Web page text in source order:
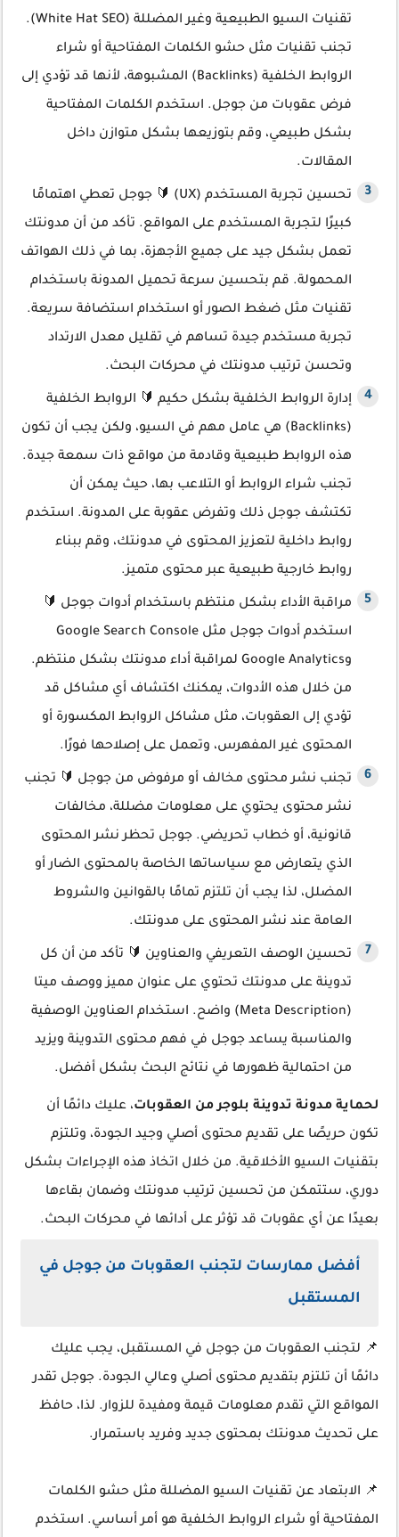
تقنيات السيو الطبيعية وغير المضللة (White Hat SEO).
تجنب تقنيات مثل حشو الكلمات المفتاحية أو شراء
الروابط الخلفية (Backlinks) المشبوهة، لأنها قد تؤدي إلى
فرض عقوبات من جوجل. استخدم الكلمات المفتاحية
بشكل طبيعي، وقم بتوزيعها بشكل متوازن داخل
المقالات.
تحسين تجربة المستخدم (UX) 🔰 جوجل تعطي اهتمامًا
كبيرًا لتجربة المستخدم على المواقع. تأكد من أن مدونتك
تعمل بشكل جيد على جميع الأجهزة، بما في ذلك الهواتف
المحمولة. قم بتحسين سرعة تحميل المدونة باستخدام
تقنيات مثل ضغط الصور أو استخدام استضافة سريعة.
تجربة مستخدم جيدة تساهم في تقليل معدل الارتداد
وتحسن ترتيب مدونتك في محركات البحث.
إدارة الروابط الخلفية بشكل حكيم 🔰 الروابط الخلفية
(Backlinks) هي عامل مهم في السيو، ولكن يجب أن تكون
هذه الروابط طبيعية وقادمة من مواقع ذات سمعة جيدة.
تجنب شراء الروابط أو التلاعب بها، حيث يمكن أن
تكتشف جوجل ذلك وتفرض عقوبة على المدونة. استخدم
روابط داخلية لتعزيز المحتوى في مدونتك، وقم ببناء
روابط خارجية طبيعية عبر محتوى متميز.
مراقبة الأداء بشكل منتظم باستخدام أدوات جوجل 🔰
استخدم أدوات جوجل مثل Google Search Console
وGoogle Analytics لمراقبة أداء مدونتك بشكل منتظم.
من خلال هذه الأدوات، يمكنك اكتشاف أي مشاكل قد
تؤدي إلى العقوبات، مثل مشاكل الروابط المكسورة أو
المحتوى غير المفهرس، وتعمل على إصلاحها فورًا.
تجنب نشر محتوى مخالف أو مرفوض من جوجل 🔰 تجنب
نشر محتوى يحتوي على معلومات مضللة، مخالفات
قانونية، أو خطاب تحريضي. جوجل تحظر نشر المحتوى
الذي يتعارض مع سياساتها الخاصة بالمحتوى الضار أو
المضلل، لذا يجب أن تلتزم تمامًا بالقوانين والشروط
العامة عند نشر المحتوى على مدونتك.
تحسين الوصف التعريفي والعناوين 🔰 تأكد من أن كل
تدوينة على مدونتك تحتوي على عنوان مميز ووصف ميتا
(Meta Description) واضح. استخدام العناوين الوصفية
والمناسبة يساعد جوجل في فهم محتوى التدوينة ويزيد
من احتمالية ظهورها في نتائج البحث بشكل أفضل.
لحماية مدونة تدوينة بلوجر من العقوبات، عليك دائمًا أن
تكون حريصًا على تقديم محتوى أصلي وجيد الجودة، وتلتزم
بتقنيات السيو الأخلاقية. من خلال اتخاذ هذه الإجراءات بشكل
دوري، ستتمكن من تحسين ترتيب مدونتك وضمان بقاءها
بعيدًا عن أي عقوبات قد تؤثر على أدائها في محركات البحث.
أفضل ممارسات لتجنب العقوبات من جوجل في
المستقبل
📌 لتجنب العقوبات من جوجل في المستقبل، يجب عليك
دائمًا أن تلتزم بتقديم محتوى أصلي وعالي الجودة. جوجل تقدر
المواقع التي تقدم معلومات قيمة ومفيدة للزوار. لذا، حافظ
على تحديث مدونتك بمحتوى جديد وفريد باستمرار.
📌 الابتعاد عن تقنيات السيو المضللة مثل حشو الكلمات
المفتاحية أو شراء الروابط الخلفية هو أمر أساسي. استخدم